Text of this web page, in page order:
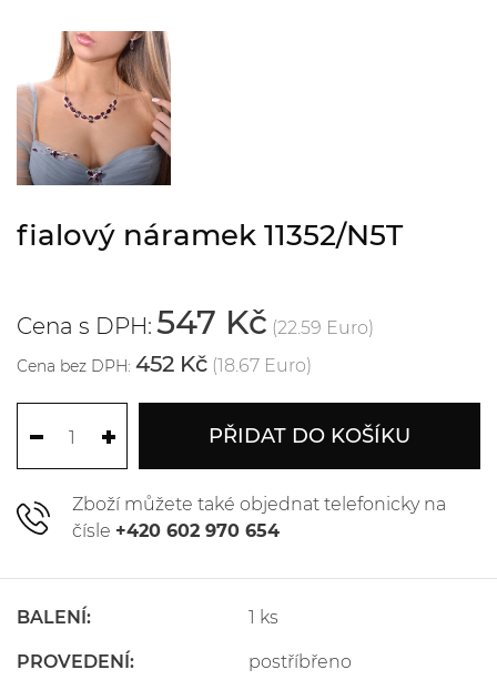
fialový náramek 11352/N5T
Cena s DPH: 547 Kč (22.59 Euro)
Cena bez DPH: 452 Kč (18.67 Euro)
PŘIDAT DO KOŠÍKU
Zboží můžete také objednat telefonicky na
čísle +420 602 970 654
BALENÍ: 1 ks
PROVEDENÍ: postříbřeno